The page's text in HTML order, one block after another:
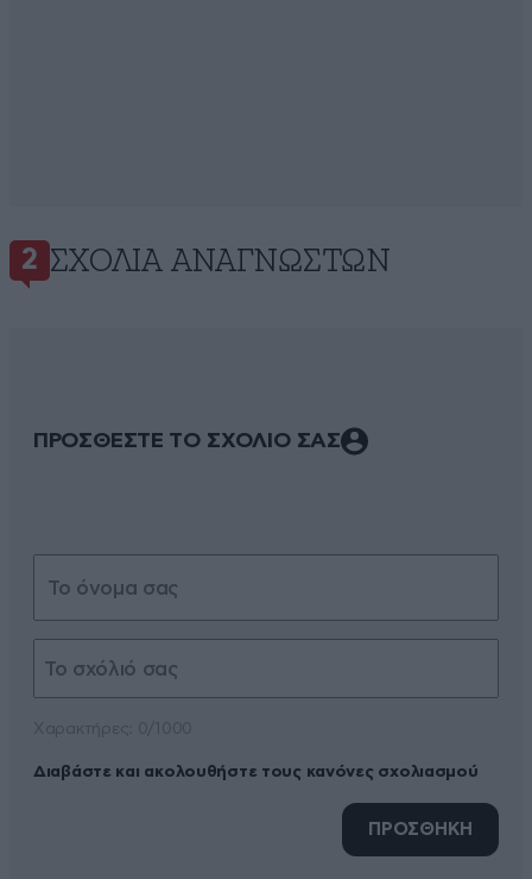
2 ΣΧΌΛΙΑ ΑΝΑΓΝΩΣΤΏΝ
ΠΡΟΣΘΕΣΤΕ ΤΟ ΣΧΟΛΙΟ ΣΑΣ
Διαβάστε και ακολουθήστε τους κανόνες σχολιασμού
ΠΡΟΣΘΗΚΗ